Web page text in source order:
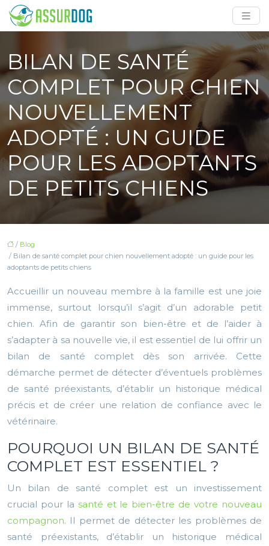
BILAN DE SANTÉ
COMPLET POUR CHIEN
NOUVELLEMENT
ADOPTÉ : UN GUIDE
POUR LES ADOPTANTS
DE PETITS CHIENS
/ Blog
/ Bilan de santé complet pour chien nouvellement adopté : un guide pour les
adoptants de petits chiens
Accueillir un nouveau membre à la famille est une joie
immense, surtout lorsqu’il s’agit d’un adorable petit
chien. Afin de garantir son bien-être et de l’aider à
s’adapter à sa nouvelle vie, il est essentiel de lui offrir un
bilan de santé complet dès son arrivée. Cette
démarche permet de détecter d’éventuels problèmes
de santé préexistants, d’établir un historique médical
précis et de créer une relation de confiance avec le
vétérinaire.
POURQUOI UN BILAN DE SANTÉ
COMPLET EST ESSENTIEL ?
Un bilan de santé complet est un investissement
crucial pour la santé et le bien-être de votre nouveau
compagnon. Il permet de détecter les problèmes de
santé préexistants, d’établir un historique médical